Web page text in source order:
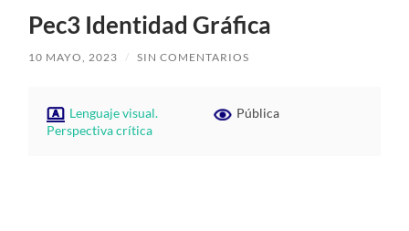
Pec3 Identidad Gráfica
10 MAYO, 2023 / SIN COMENTARIOS
Lenguaje visual.
Perspectiva crítica
Pública